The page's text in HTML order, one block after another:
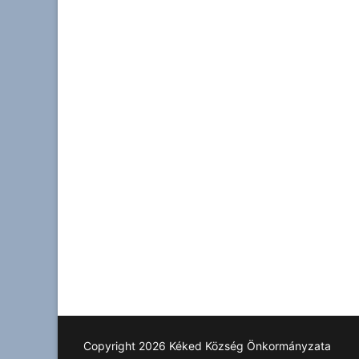
Copyright 2026 Kéked Község Önkormányzata